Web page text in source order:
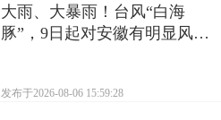
大雨、大暴雨！台风“白海
豚”，9日起对安徽有明显风雨
发布于2026-08-06 15:59:28